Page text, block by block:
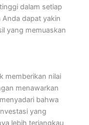
dalam setiap
dapat yakin
yang memuaskan
memberikan nilai
menawarkan
bahwa
yang
lebih terjangkau